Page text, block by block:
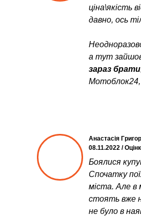
Боялися
Спочатку
міста. Але в
стоять вже
не було в
Анастасія
08.11.2022 /
ціна\якість
давно, ось
а тут
зараз брати
Мотоблок24,